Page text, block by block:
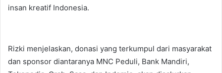
insan kreatif Indonesia.
Rizki menjelaskan, donasi yang terkumpul dari masyarakat
dan sponsor diantaranya MNC Peduli, Bank Mandiri,